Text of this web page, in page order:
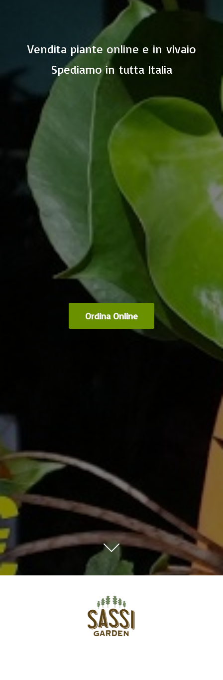
Vendita piante online e in vivaio
Spediamo in tutta Italia
Ordina Online